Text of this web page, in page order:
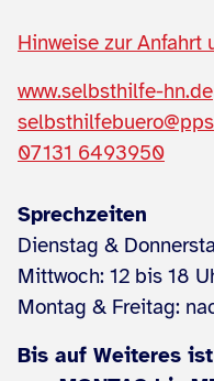
Hinweise zur Anfahrt
www.selbsthilfe-hn.de
07131 6493950
Sprechzeiten
Dienstag &
Mittwoch: 12 bis 18
Montag & Freitag:
Bis auf Weiteres